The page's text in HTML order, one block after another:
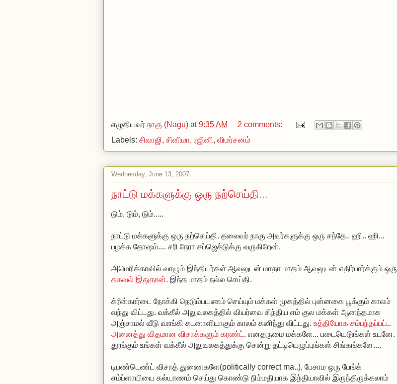
எழுதியவர் நாகு (Nagu) at9:35 AM
2 comments:
Labels: சிவாஜி, சினிமா, ரஜினி, விமர்சனம்
Wednesday, June 13, 2007
நாட்டு மக்களுக்கு ஒரு நற்செய்தி...
டும், டும், டும்.....
நாட்டு மக்களுக்கு ஒரு நற்செய்தி. தலைவர் நாகு அவர்களுக்கு ஒரு சந்தே.. ஹி.. ஹி...
பழக்க தோஷம்.... சரி நேரா சப்ஜெக்டுக்கு வருகிறேன்.
அமெரிக்காவில் வாழும் இந்தியர்கள் ஆவலுடன் மாதா மாதம் ஆவலுடன் எதிர்பார்க்கும் ஒரு
தகவல் இதுதான். இந்த மாதம் நல்ல செய்தி.
க்ரீன்கார்டை நோக்கி நெடும்பயணம் செய்யும் மக்கள் முகத்தில் புன்னகை பூக்கும் காலம்
வந்து விட்டது. வக்கீல் அலுவலகத்தில் வியர்வை சிந்திய எம் குல மக்கள் ஆனந்தமாக
அஞ்சாமல் வீடு வாங்கி கடனாளியாகும் காலம் கனிந்து விட்டது. உத்தியோக சம்பந்தப்பட்ட
அனைத்து விதமான விசாக்களும் கரண்ட் . எனதருமை மக்களே... படையெடுங்கள் உடனே.
தூங்கும் உங்கள் வக்கீல் அலுவலகத்துக்கு சென்று தட்டியெழுப்புங்கள் சிங்கங்களே....
டிபண்டெண்ட் விசாத் துணைகளே(politically correct ma..), பேசாம ஒரு பேங்க்
எம்ப்ளாயியை கல்யாணம் செய்து கொண்டு நிம்மதியாக இந்தியாவில் இருந்திருக்கலாம்